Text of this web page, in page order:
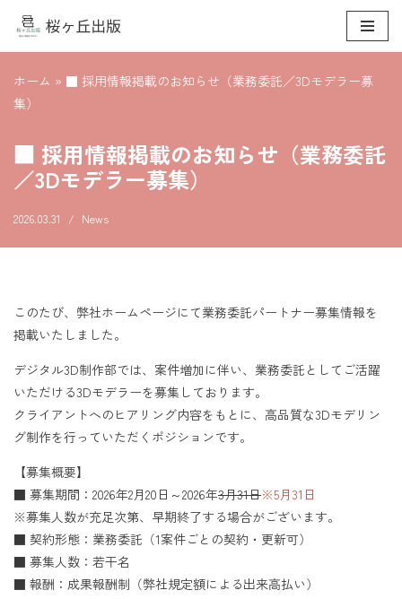
コ
テ
へ
ス
ッ
プ
ホーム » ■ 採用情報掲載のお知らせ（業務委託／3Dモデラー募
集）
■ 採用情報掲載のお知らせ（業務委託
／3Dモデラー募集）
2026.03.31 News
このたび、弊社ホームページにて業務委託パートナー募集情報を
掲載いたしました。
デジタル3D制作部では、案件増加に伴い、業務委託としてご活躍
いただける3Dモデラーを募集しております。
クライアントへのヒアリング内容をもとに、高品質な3Dモデリン
グ制作を行っていただくポジションです。
【募集概要】
■ 募集期間：2026年2月20日～2026年3月31日※5月31日
※募集人数が充足次第、早期終了する場合がございます。
■ 契約形態：業務委託（1案件ごとの契約・更新可）
■ 募集人数：若干名
■ 報酬：成果報酬制（弊社規定額による出来高払い）